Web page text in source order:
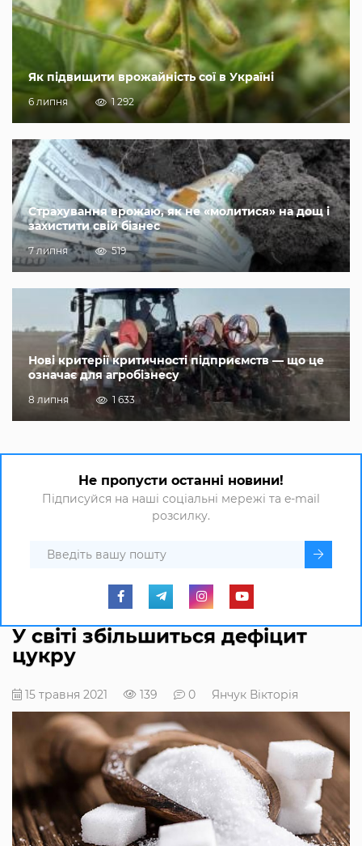
Як підвищити врожайність сої в Україні
6 липня 1 292
Страхування врожаю, як не «молитися» на дощ і
захистити свій бізнес
7 липня 519
Нові критерії критичності підприємств — що це
означає для агробізнесу
8 липня 1 633
Не пропусти останні новини!
Підписуйся на наші соціальні мережі та e-mail
розсилку.
У світі збільшиться дефіцит
цукру
15 травня 2021 139 0 Янчук Вікторія